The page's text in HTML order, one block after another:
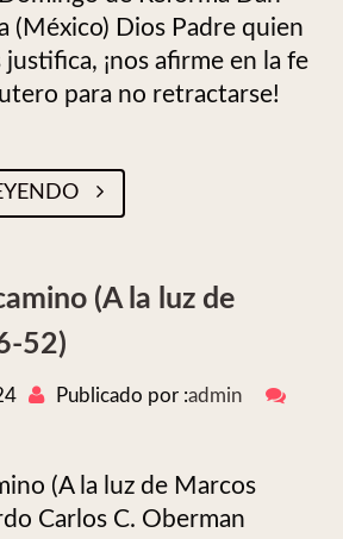
(México) Dios Padre quien
¡nos afirme en la fe
para no retractarse!
(A la luz de
52)
Publicado por :admin
(A la luz de Marcos
Carlos C. Oberman